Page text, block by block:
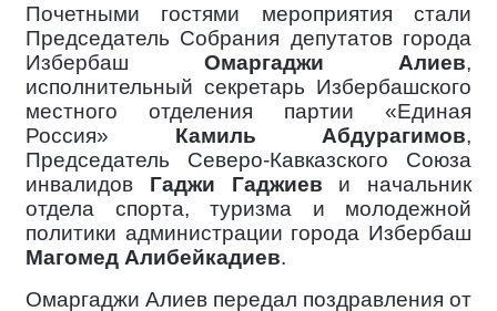
Почетными гостями мероприятия стали
Председатель Собрания депутатов города
Избербаш Омаргаджи Алиев,
исполнительный секретарь Избербашского
местного отделения партии «Единая
Россия» Камиль Абдурагимов,
Председатель Северо-Кавказского Союза
инвалидов Гаджи Гаджиев и начальник
отдела спорта, туризма и молодежной
политики администрации города Избербаш
Магомед Алибейкадиев.
Омаргаджи Алиев передал поздравления от